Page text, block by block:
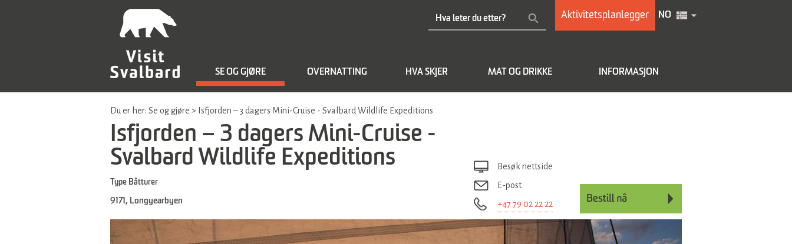
Aktivitetsplanlegger NO
SE OG GJØRE OVERNATTING HVA SKJER MAT OG DRIKKE INFORMASJON
Du er her: Se og gjøre > Isfjorden – 3 dagers Mini-Cruise - Svalbard Wildlife Expeditions
Isfjorden – 3 dagers Mini-Cruise -
Svalbard Wildlife Expeditions
Type Båtturer
9171 , Longyearbyen
Besøk nettside
E-post
+47 79 02 22 22